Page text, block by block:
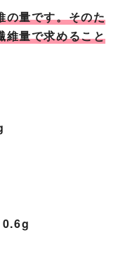
の量です。そのた
維量で求めること
0.6g